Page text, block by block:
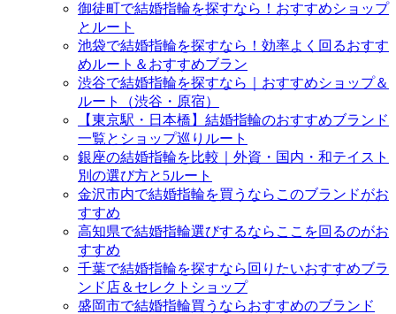
御徒町で結婚指輪を探すなら！おすすめショップ
とルート
池袋で結婚指輪を探すなら！効率よく回るおすす
めルート＆おすすめブラン
渋谷で結婚指輪を探すなら｜おすすめショップ＆
ルート（渋谷・原宿）
【東京駅・日本橋】結婚指輪のおすすめブランド
一覧とショップ巡りルート
銀座の結婚指輪を比較｜外資・国内・和テイスト
別の選び方と5ルート
金沢市内で結婚指輪を買うならこのブランドがお
すすめ
高知県で結婚指輪選びするならここを回るのがお
すすめ
千葉で結婚指輪を探すなら回りたいおすすめブラ
ンド店＆セレクトショップ
盛岡市で結婚指輪買うならおすすめのブランド